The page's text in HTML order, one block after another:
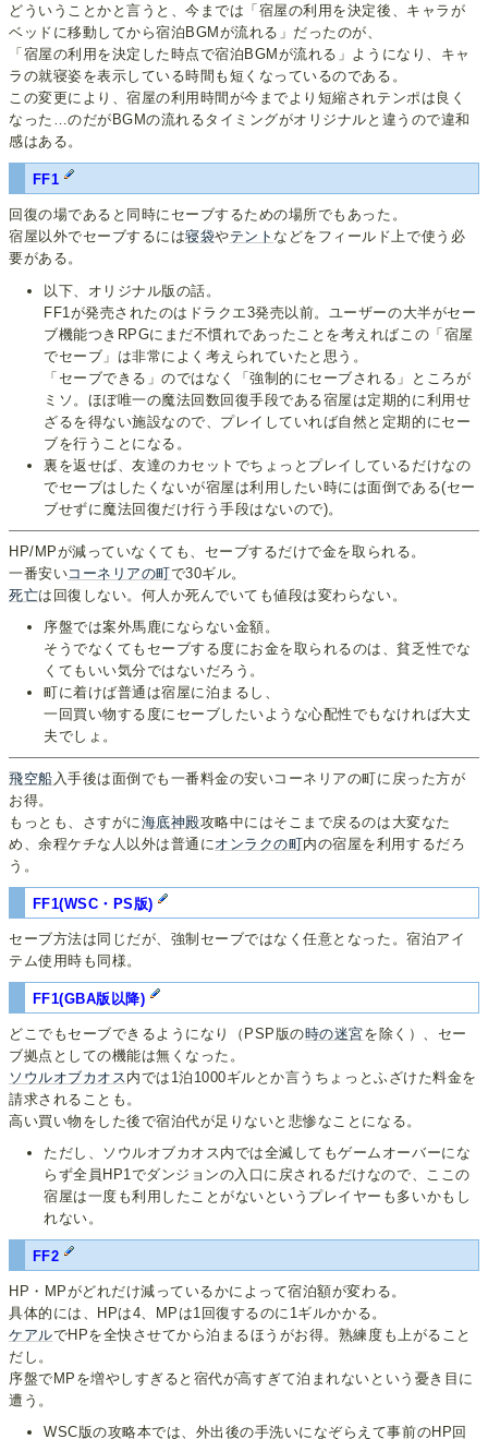
どういうことかと言うと、今までは「宿屋の利用を決定後、キャラが
ベッドに移動してから宿泊BGMが流れる」だったのが、
「宿屋の利用を決定した時点で宿泊BGMが流れる」ようになり、キャ
ラの就寝姿を表示している時間も短くなっているのである。
この変更により、宿屋の利用時間が今までより短縮されテンポは良く
なった…のだがBGMの流れるタイミングがオリジナルと違うので違和
感はある。
FF1
回復の場であると同時にセーブするための場所でもあった。
宿屋以外でセーブするには寝袋やテント などをフィールド上で使う必
要がある。
以下、オリジナル版の話。
FF1が発売されたのはドラクエ3発売以前。ユーザーの大半がセー
ブ機能つきRPGにまだ不慣れであったことを考えればこの「宿屋
でセーブ」は非常によく考えられていたと思う。
「セーブできる」のではなく「強制的にセーブされる」ところが
ミソ。ほぼ唯一の魔法回数回復手段である宿屋は定期的に利用せ
ざるを得ない施設なので、プレイしていれば自然と定期的にセー
ブを行うことになる。
裏を返せば、友達のカセットでちょっとプレイしているだけなの
でセーブはしたくないが宿屋は利用したい時には面倒である(セー
ブせずに魔法回復だけ行う手段はないので)。
HP/MPが減っていなくても、セーブするだけで金を取られる。
一番安いコーネリアの町で30ギル。
死亡は回復しない。何人か死んでいても値段は変わらない。
序盤では案外馬鹿にならない金額。
そうでなくてもセーブする度にお金を取られるのは、貧乏性でな
くてもいい気分ではないだろう。
町に着けば普通は宿屋に泊まるし、
一回買い物する度にセーブしたいような心配性でもなければ大丈
夫でしょ。
飛空船 入手後は面倒でも一番料金の安いコーネリアの町に戻った方が
お得。
もっとも、さすがに 海底神殿攻略中にはそこまで戻るのは大変なた
め、余程ケチな人以外は普通に オンラクの町内の宿屋を利用するだろ
う。
FF1(WSC・PS版)
セーブ方法は同じだが、強制セーブではなく任意となった。宿泊アイ
テム使用時も同様。
FF1(GBA版以降)
どこでもセーブできるようになり（PSP版の時の迷宮を除く）、セー
ブ拠点としての機能は無くなった。
ソウルオブカオス内では1泊1000ギルとか言うちょっとふざけた料金を
請求されることも。
高い買い物をした後で宿泊代が足りないと悲惨なことになる。
ただし、ソウルオブカオス内では全滅してもゲームオーバーにな
らず全員HP1でダンジョンの入口に戻されるだけなので、ここの
宿屋は一度も利用したことがないというプレイヤーも多いかもし
れない。
FF2
HP・MPがどれだけ減っているかによって宿泊額が変わる。
具体的には、HPは4、MPは1回復するのに1ギルかかる。
ケアルでHPを全快させてから泊まるほうがお得。熟練度も上がること
だし。
序盤でMPを増やしすぎると宿代が高すぎて泊まれないという憂き目に
遭う。
WSC版の攻略本では、外出後の手洗いになぞらえて事前のHP回